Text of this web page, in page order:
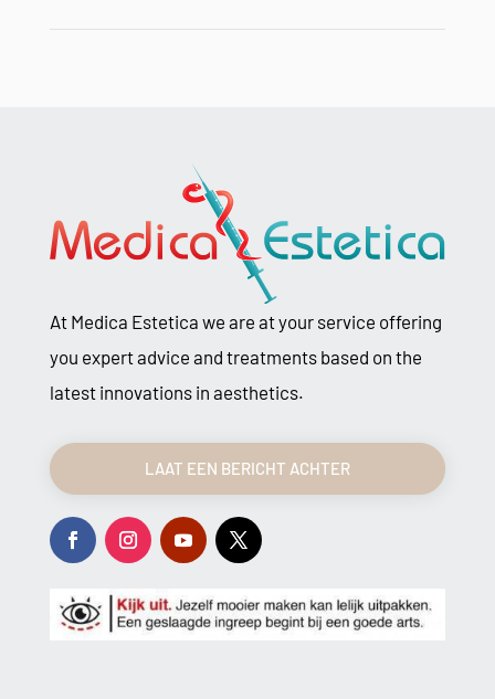
At Medica Estetica we are at your service offering
you expert advice and treatments based on the
latest innovations in aesthetics.
LAAT EEN BERICHT ACHTER